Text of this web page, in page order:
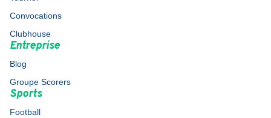
Convocations
Clubhouse
Entreprise
Blog
Groupe Scorers
Sports
Football